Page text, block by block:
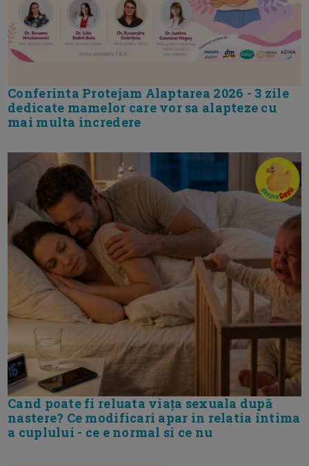
Conferinta Protejam Alaptarea 2026 - 3 zile
dedicate mamelor care vor sa alapteze cu
mai multa incredere
Cand poate fi reluata viața sexuala după
nastere? Ce modificari apar in relatia intima
a cuplului - ce e normal si ce nu